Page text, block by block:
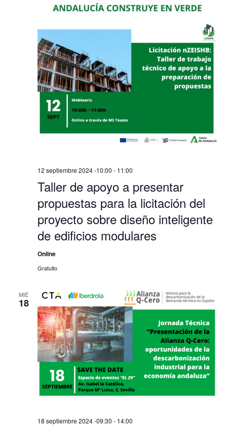
Taller de apoyo a presentar
propuestas para la licitación del
proyecto sobre diseño inteligente
de edificios modulares
12 septiembre 2024 -10:00 - 11:00
Online
Gratuito
MIÉ
18
18 septiembre 2024 -09:30 - 14:00